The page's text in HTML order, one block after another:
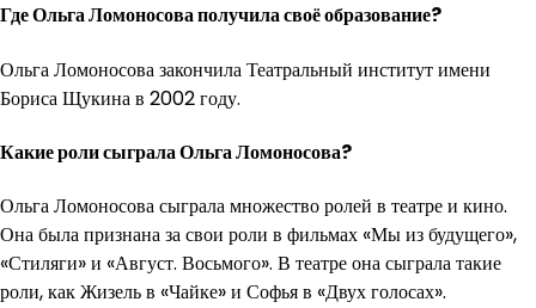
Где Ольга Ломоносова получила своё образование?
Ольга Ломоносова закончила Театральный институт имени
Бориса Щукина в 2002 году.
Какие роли сыграла Ольга Ломоносова?
Ольга Ломоносова сыграла множество ролей в театре и кино.
Она была признана за свои роли в фильмах «Мы из будущего»,
«Стиляги» и «Август. Восьмого». В театре она сыграла такие
роли, как Жизель в «Чайке» и Софья в «Двух голосах».